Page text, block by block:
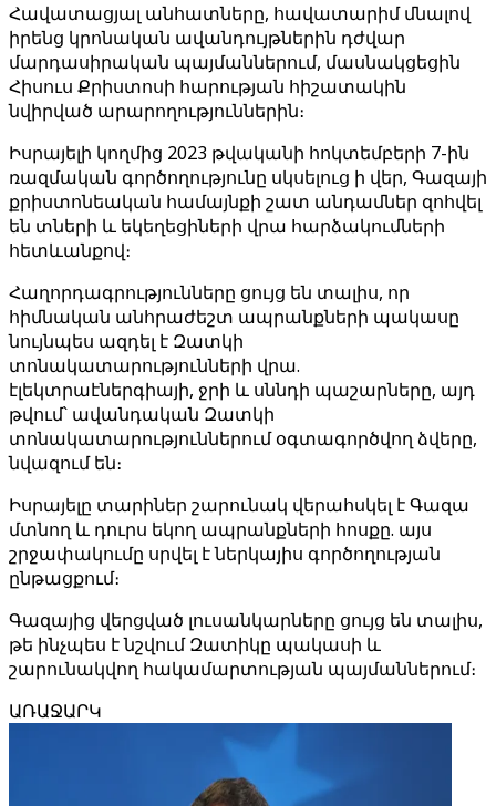
Հավատացյալ անհատները, հավատարիմ մնալով
իրենց կրոնական ավանդույթներին դժվար
մարդասիրական պայմաններում, մասնակցեցին
Հիսուս Քրիստոսի հարության հիշատակին
նվիրված արարողություններին։
Իսրայելի կողմից 2023 թվականի հոկտեմբերի 7-ին
ռազմական գործողությունը սկսելուց ի վեր, Գազայի
քրիստոնեական համայնքի շատ անդամներ զոհվել
են տների և եկեղեցիների վրա հարձակումների
հետևանքով։
Հաղորդագրությունները ցույց են տալիս, որ
հիմնական անհրաժեշտ ապրանքների պակասը
նույնպես ազդել է Զատկի
տոնակատարությունների վրա.
էլեկտրաէներգիայի, ջրի և սննդի պաշարները, այդ
թվում՝ ավանդական Զատկի
տոնակատարություններում օգտագործվող ձվերը,
նվազում են։
Իսրայելը տարիներ շարունակ վերահսկել է Գազա
մտնող և դուրս եկող ապրանքների հոսքը. այս
շրջափակումը սրվել է ներկայիս գործողության
ընթացքում։
Գազայից վերցված լուսանկարները ցույց են տալիս,
թե ինչպես է նշվում Զատիկը պակասի և
շարունակվող հակամարտության պայմաններում։
ԱՌԱՋԱՐԿ